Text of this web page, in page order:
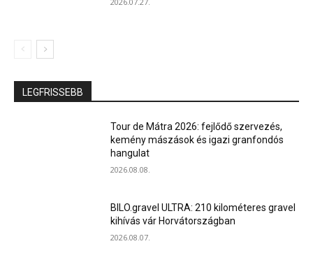
LEGFRISSEBB
Tour de Mátra 2026: fejlődő szervezés,
kemény mászások és igazi granfondós
hangulat
2026.08.08.
BILO.gravel ULTRA: 210 kilométeres gravel
kihívás vár Horvátországban
2026.08.07.